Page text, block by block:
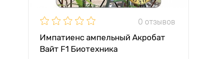
0 отзывов
Импатиенс ампельный Акробат
Вайт F1 Биотехника